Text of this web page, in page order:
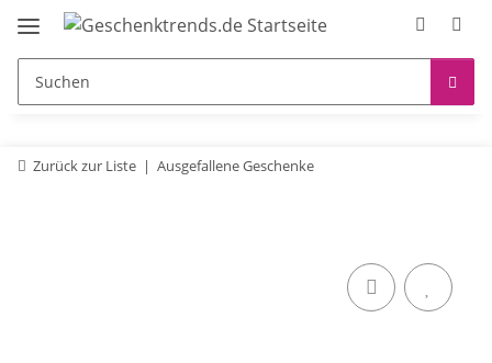
Zurück zur Liste Ausgefallene Geschenke